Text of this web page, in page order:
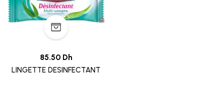
85.50 Dh
LINGETTE DESINFECTANT